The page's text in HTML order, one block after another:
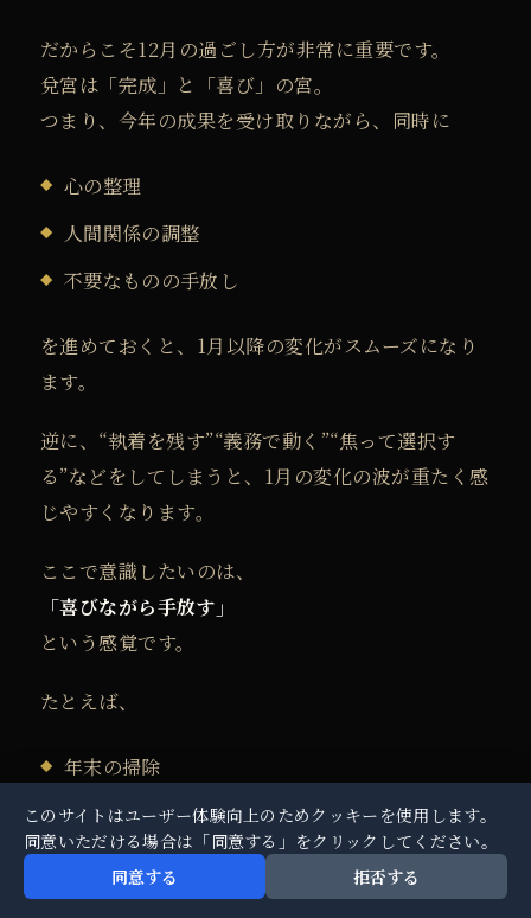
だからこそ12月の過ごし方が非常に重要です。
兌宮は「完成」と「喜び」の宮。
つまり、今年の成果を受け取りながら、同時に
心の整理
人間関係の調整
不要なものの手放し
を進めておくと、1月以降の変化がスムーズになり
ます。
逆に、“執着を残す”“義務で動く”“焦って選択す
る”などをしてしまうと、 1月の変化の波が重たく感
じやすくなります。
ここで意識したいのは、
「喜びながら手放す」
という感覚です。
たとえば、
年末の掃除
使わなくなった物品の整理
関係の棚卸し
このサイトはユーザー体験向上のためクッキーを使用します。
同意いただける場合は「同意する」をクリックしてください。
同意する
拒否する